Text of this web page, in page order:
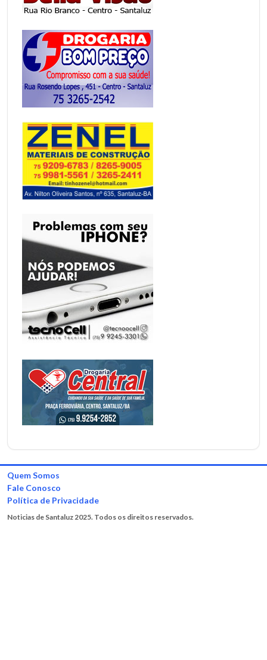
Quem Somos
Fale Conosco
Política de Privacidade
Noticias de Santaluz 2025. Todos os direitos reservados.